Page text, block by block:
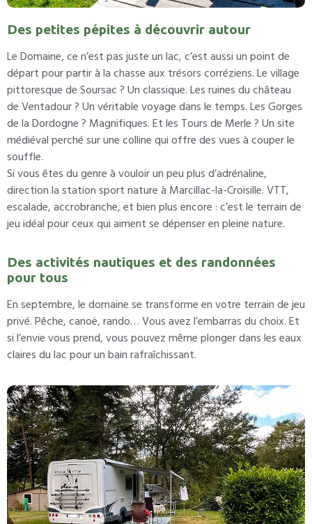
Des petites pépites à découvrir autour
Le Domaine, ce n’est pas juste un lac, c’est aussi un point de
départ pour partir à la chasse aux trésors corréziens. Le village
pittoresque de Soursac ? Un classique. Les ruines du château
de Ventadour ? Un véritable voyage dans le temps. Les Gorges
de la Dordogne ? Magnifiques. Et les Tours de Merle ? Un site
médiéval perché sur une colline qui offre des vues à couper le
souffle.
Si vous êtes du genre à vouloir un peu plus d’adrénaline,
direction la station sport nature à Marcillac-la-Croisille. VTT,
escalade, accrobranche, et bien plus encore : c’est le terrain de
jeu idéal pour ceux qui aiment se dépenser en pleine nature.
Des activités nautiques et des randonnées
pour tous
En septembre, le domaine se transforme en votre terrain de jeu
privé. Pêche, canoë, rando… Vous avez l’embarras du choix. Et
si l’envie vous prend, vous pouvez même plonger dans les eaux
claires du lac pour un bain rafraîchissant.